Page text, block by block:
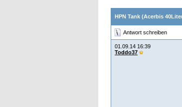
HPN Tank (Acerbis
Antwort schreiben
01.09.14 16:39
Toddo37